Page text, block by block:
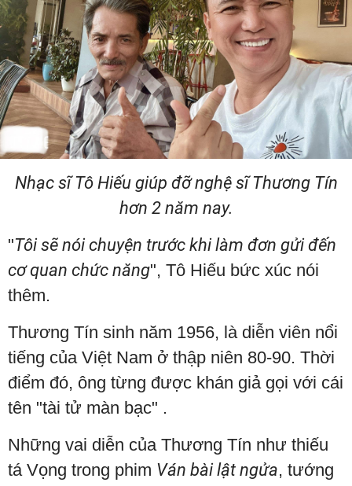
Nhạc sĩ Tô Hiếu giúp đỡ nghệ sĩ Thương Tín
hơn 2 năm nay.
"Tôi sẽ nói chuyện trước khi làm đơn gửi đến
cơ quan chức năng", Tô Hiếu bức xúc nói
thêm.
Thương Tín sinh năm 1956, là diễn viên nổi
tiếng của Việt Nam ở thập niên 80-90. Thời
điểm đó, ông từng được khán giả gọi với cái
tên "tài tử màn bạc" .
Những vai diễn của Thương Tín như thiếu
tá Vọng trong phim Ván bài lật ngửa, tướng